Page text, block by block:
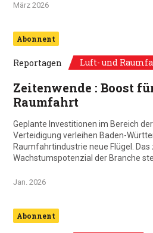
März 2026
Abonnent
Reportagen Luft- und
Zeitenwende : Boost
Raumfahrt
Geplante Investitionen im Bereich
Verteidigung verleihen Baden-
Raumfahrtindustrie neue Flügel.
Wachstumspotenzial der Branche
Jan. 2026
Abonnent